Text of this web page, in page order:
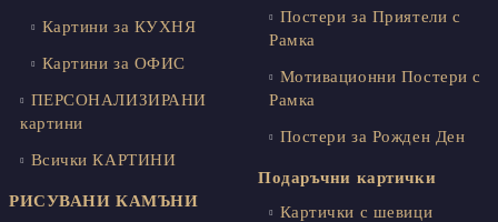
Картини за КУХНЯ
Картини за ОФИС
ПЕРСОНАЛИЗИРАНИ
картини
Всички КАРТИНИ
РИСУВАНИ КАМЪНИ
Постери за Приятели с
Рамка
Мотивационни Постери с
Рамка
Постери за Рожден Ден
Подаръчни картички
Картички с шевици